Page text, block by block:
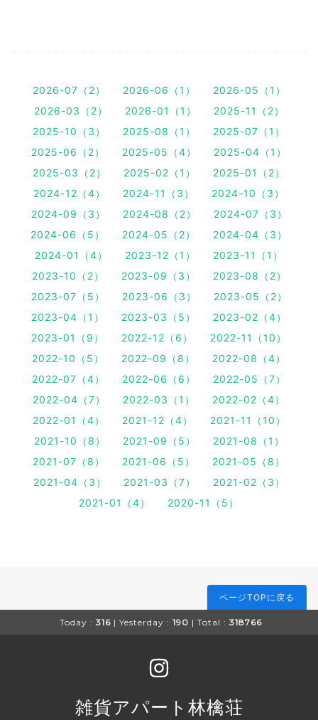
2026-07（2） 2026-06（1）
2026-05（1）
2026-03（2）
2026-01（1）
2025-11（2）
2025-10（3）
2025-08（1）
2025-07（1）
2025-06（2）
2025-05（4）
2025-04（1）
2025-03（2）
2025-02（1）
2025-01（2）
2024-12（4）
2024-11（3）
2024-10（3）
2024-09（3）
2024-08（2）
2024-07（3）
2024-06（5）
2024-05（2）
2024-04（3）
2024-01（4）
2023-12（1）
2023-11（1）
2023-10（2）
2023-09（3）
2023-08（2）
2023-07（5）
2023-06（3）
2023-05（2）
2023-04（1）
2023-03（5）
2023-02（4）
2023-01（9）
2022-12（6）
2022-11（10）
2022-10（5）
2022-09（8）
2022-08（4）
2022-07（4）
2022-06（6）
2022-05（7）
2022-04（7）
2022-03（1）
2022-02（4）
2022-01（4）
2021-12（4）
2021-11（10）
2021-10（8）
2021-09（5）
2021-08（1）
2021-07（8）
2021-06（5）
2021-05（8）
2021-04（3）
2021-03（7）
2021-02（3）
2021-01（4）
2020-11（5）
ページTOPに戻る
Today : 316 | Yesterday : 190 | Total : 318766
雑貨アパート林檎荘